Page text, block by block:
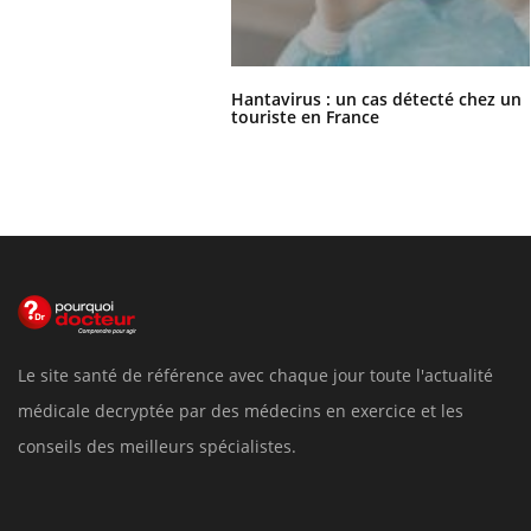
Hantavirus : un cas détecté chez un
touriste en France
Le site santé de référence avec chaque jour toute l'actualité
médicale decryptée par des médecins en exercice et les
conseils des meilleurs spécialistes.